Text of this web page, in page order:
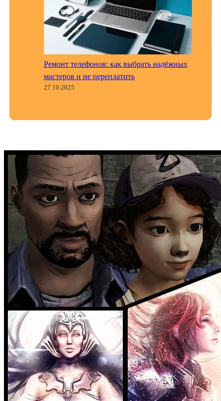
Ремонт телефонов: как выбрать надёжных
мастеров и не переплатить
27.10.2025